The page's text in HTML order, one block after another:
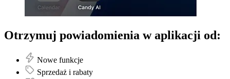
Otrzymuj powiadomienia w aplikacji od:
Nowe funkcje
Sprzedaż i rabaty